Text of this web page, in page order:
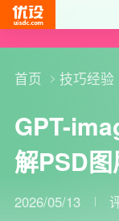
首页 技巧经验
GPT-
解PSD
2026/05/13